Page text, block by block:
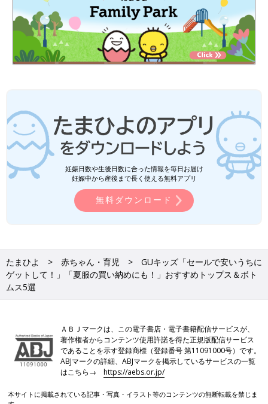
妊娠日数や生後日数に合った情報を毎日お届け
妊娠中から産後まで長く使える無料アプリ
無料ダウンロード
たまひよ 赤ちゃん・育児
GUキッズ「セールで安いうちに
ゲットして！」「夏服の買い納めにも！」おすすめトップス＆ボト
ムス5選
ＡＢＪマークは、この電子書店・電子書籍配信サービスが、
著作権者からコンテンツ使用許諾を得た正規版配信サービス
であることを示す登録商標（登録番号 第11091000号）です。
ABJマークの詳細、ABJマークを掲示しているサービスの一覧
はこちら→https://aebs.or.jp/
本サイトに掲載されている記事・写真・イラスト等のコンテンツの無断転載を禁じま